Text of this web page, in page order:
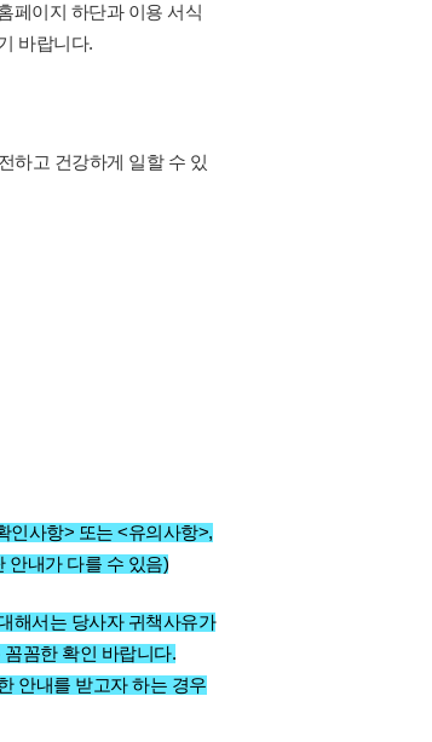
페이지 하단과 이용 서식
바랍니다.
하고 건강하게 일할 수 있
인사항> 또는 <유의사항>,
안내가 다를 수 있음)
해서는 당사자 귀책사유가
꼼한 확인 바랍니다.
안내를 받고자 하는 경우